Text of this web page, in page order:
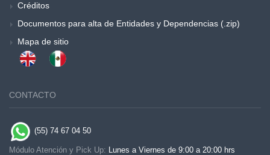
Créditos
Documentos para alta de Entidades y Dependencias (.zip)
Mapa de sitio
CONTACTO
(55) 74 67 04 50
Módulo Atención y Pick Up: Lunes a Viernes de 9:00 a 20:00 hrs